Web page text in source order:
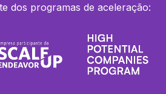
dos programas de aceleração: